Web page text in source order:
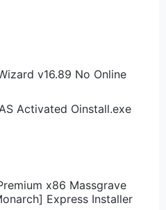
及测试文件地址：
及测试文件地址：
测试文件地址：
v16.89 No Online
Activated Oinstall.exe
x86 Massgrave
Express Installer